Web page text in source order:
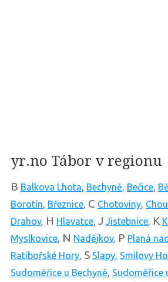
yr.no Tábor v regionu
B Balkova Lhota, Bechyně, Bečice,
Borotín, Březnice, C Chotoviny,
Drahov, H Hlavatce, J Jistebnice, K
Myslkovice, N Nadějkov, P Planá
Ratibořské Hory, S Slapy, Smilovy
Sudoměřice u Bechyně, Sudoměřice